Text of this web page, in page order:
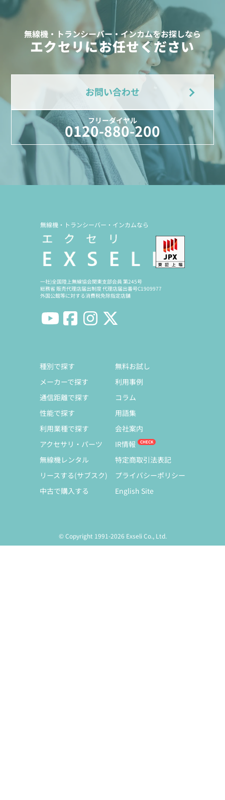
無線機・トランシーバー・インカムをお探しなら
エクセリにお任せください
お問い合わせ
フリーダイヤル
0120-880-200
無線機・トランシーバー・インカムなら
一社)全国陸上無線協会関東支部会員 第245号
総務省 販売代理店届出制度 代理店届出番号C1909977
外国公館等に対する消費税免除指定店舗
種別で探す
メーカーで探す
通信距離で探す
性能で探す
利用業種で探す
アクセサリ・パーツ
無線機レンタル
リースする(サブスク)
中古で購入する
無料お試し
利用事例
コラム
用語集
会社案内
IR情報
特定商取引法表記
プライバシーポリシー
English Site
© Copyright 1991-2026 Exseli Co., Ltd.